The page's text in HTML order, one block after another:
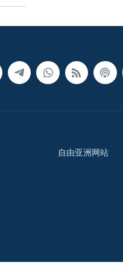
自由亚洲网站